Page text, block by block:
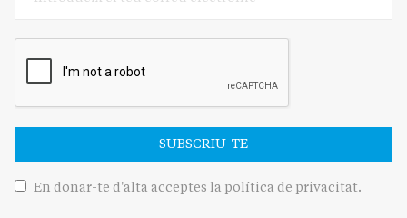
SUBSCRIU-TE
En donar-te d'alta acceptes la política de privacitat.